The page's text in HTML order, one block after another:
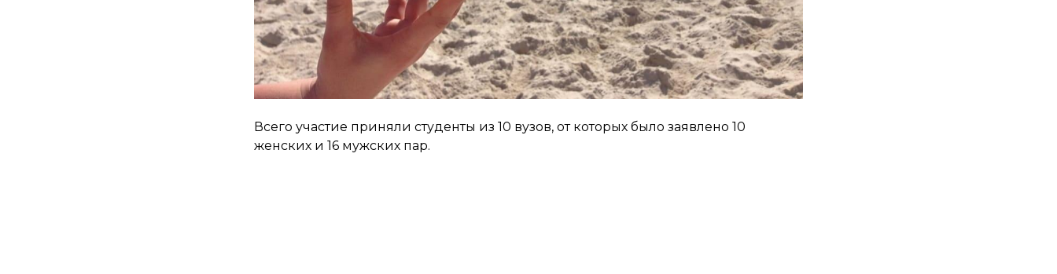
Всего участие приняли студенты из 10 вузов, от которых было заявлено 10
женских и 16 мужских пар.